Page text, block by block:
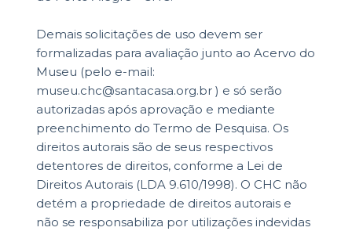
Demais solicitações de uso devem ser
formalizadas para avaliação junto ao Acervo do
Museu (pelo e-mail:
museu.chc@santacasa.org.br ) e só serão
autorizadas após aprovação e mediante
preenchimento do Termo de Pesquisa. Os
direitos autorais são de seus respectivos
detentores de direitos, conforme a Lei de
Direitos Autorais (LDA 9.610/1998). O CHC não
detém a propriedade de direitos autorais e
não se responsabiliza por utilizações indevidas